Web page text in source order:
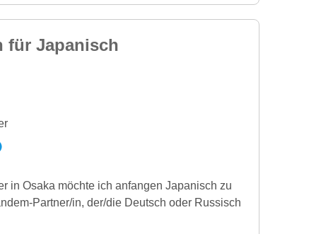
für Japanisch
in Osaka möchte ich anfangen Japanisch zu
Partner/in, der/die Deutsch oder Russisch